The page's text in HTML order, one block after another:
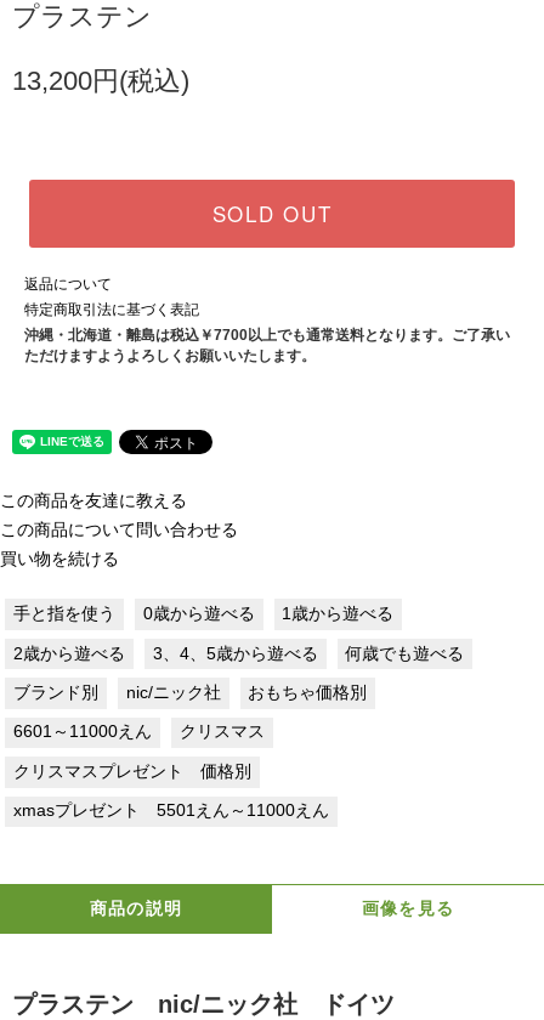
プラステン
13,200円(税込)
SOLD OUT
返品について
特定商取引法に基づく表記
沖縄・北海道・離島は税込￥7700以上でも通常送料となります。ご了承い
ただけますようよろしくお願いいたします。
この商品を友達に教える
この商品について問い合わせる
買い物を続ける
手と指を使う 0歳から遊べる 1歳から遊べる
2歳から遊べる 3、4、5歳から遊べる 何歳でも遊べる
ブランド別 nic/ニック社 おもちゃ価格別
6601～11000えん クリスマス
クリスマスプレゼント 価格別
xmasプレゼント 5501えん～11000えん
商品の説明 画像を見る
プラステン nic/ニック社 ドイツ